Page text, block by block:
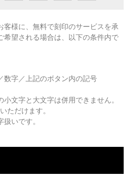
客様に、無料で刻印のサービスを承
希望される場合は、以下の条件内で
数字／上記のボタン内の記号
文字と大文字は併用できません。
ただけます。
いです。